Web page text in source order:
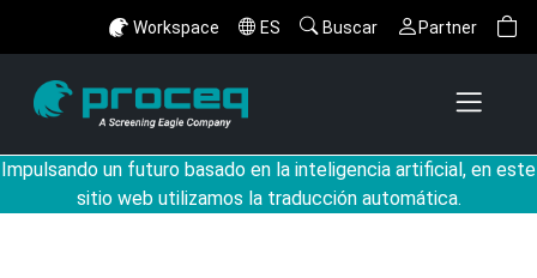
Workspace ES Buscar Partner
Impulsando un futuro basado en la inteligencia artificial, en este
sitio web utilizamos la traducción automática.